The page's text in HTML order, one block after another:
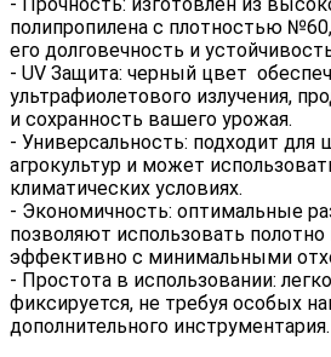
полипропилена с плотностью
его долговечность и
- UV Защита: черный цвет
ультрафиолетового излучения,
и сохранность вашего урожая.
- Универсальность: подходит для
агрокультур и может
климатических условиях.
- Экономичность: оптимальные
позволяют использовать
эффективно с минимальными
- Простота в использовании:
фиксируется, не требуя особых
дополнительного инструментария.